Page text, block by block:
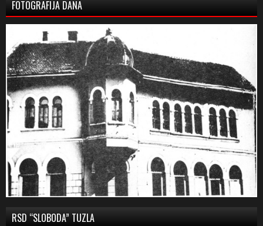
FOTOGRAFIJA DANA
RSD “SLOBODA” TUZLA